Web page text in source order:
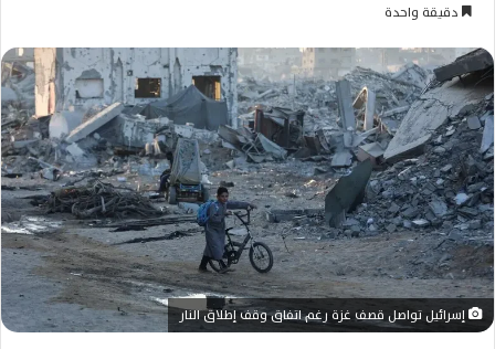
ل
ب
ر
ي
د
ا
إ
ل
ك
ت
ر
دقيقة واحدة
إسرائيل تواصل قصف غزة رغم اتفاق وقف إطلاق النار